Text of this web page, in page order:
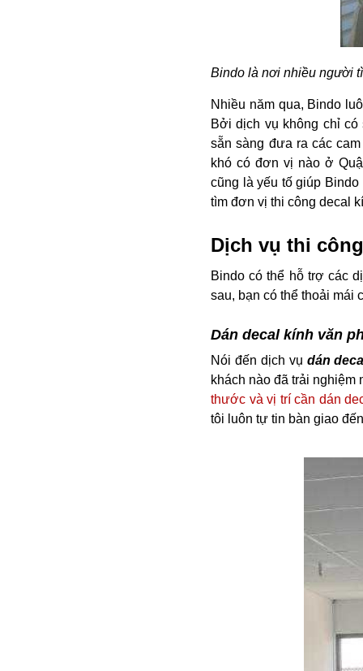
Bindo là nơi nhiều người
Nhiều năm qua, Bindo
Bởi dịch vụ không chỉ
sẵn sàng đưa ra các
khó có đơn vị nào ở
cũng là yếu tố giúp
tìm đơn vị thi công decal
Dịch vụ thi
Bindo có thể hỗ trợ các
sau, bạn có thể thoải mái
Dán decal kính văn
Nói đến dịch vụ dán
khách nào đã trải
thước và vị trí cần dán
tôi luôn tự tin bàn giao